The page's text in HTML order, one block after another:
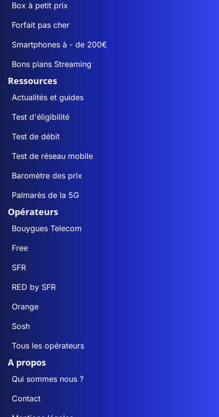
Box à petit prix
Forfait pas cher
Smartphones à - de 200€
Bons plans Streaming
Ressources
Actualités et guides
Test d'éligibilité
Test de débit
Test de réseau mobile
Baromètre des prix
Palmarès de la 5G
Opérateurs
Bouygues Telecom
Free
SFR
RED by SFR
Orange
Sosh
Tous les opérateurs
A propos
Qui sommes nous ?
Contact